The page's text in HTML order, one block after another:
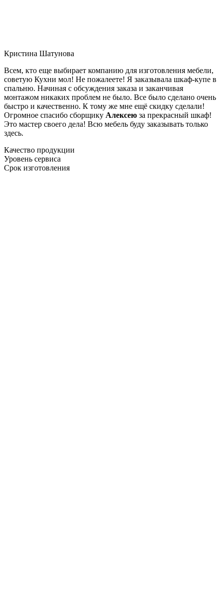
Кристина Шатунова
Всем, кто еще выбирает компанию для изготовления мебели,
советую Кухни мол! Не пожалеете! Я заказывала шкаф-купе в
спальню. Начиная с обсуждения заказа и заканчивая
монтажом никаких проблем не было. Все было сделано очень
быстро и качественно. К тому же мне ещё скидку сделали!
Огромное спасибо сборщику Алексею за прекрасный шкаф!
Это мастер своего дела! Всю мебель буду заказывать только
здесь.
Качество продукции
Уровень сервиса
Срок изготовления